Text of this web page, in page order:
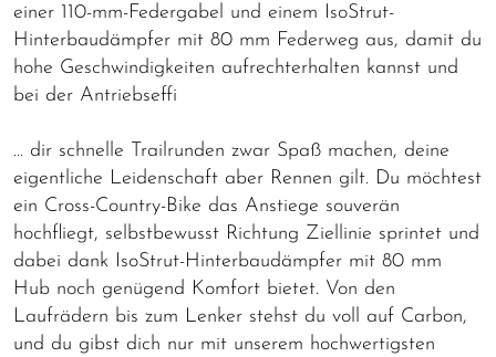
einer 110-mm-Federgabel und einem IsoStrut-
Hinterbaudämpfer mit 80 mm Federweg aus, damit du
hohe Geschwindigkeiten aufrechterhalten kannst und
bei der Antriebseffi
… dir schnelle Trailrunden zwar Spaß machen, deine
eigentliche Leidenschaft aber Rennen gilt. Du möchtest
ein Cross-Country-Bike das Anstiege souverän
hochfliegt, selbstbewusst Richtung Ziellinie sprintet und
dabei dank IsoStrut-Hinterbaudämpfer mit 80 mm
Hub noch genügend Komfort bietet. Von den
Laufrädern bis zum Lenker stehst du voll auf Carbon,
und du gibst dich nur mit unserem hochwertigsten